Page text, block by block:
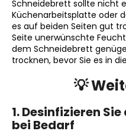
Schneidebrett sollte nicht
Küchenarbeitsplatte oder
es auf beiden Seiten gut
Seite unerwünschte
dem Schneidebrett
trocknen, bevor Sie es in
💡
1. Desinfizieren
bei Bedarf